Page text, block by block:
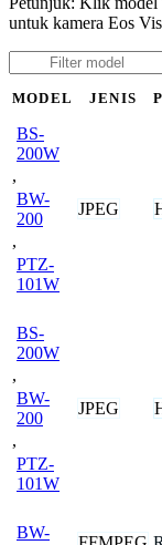
untuk kamera Eos
MODEL JENIS
BS-
200W
,
BW-
200
,
PTZ-
101W
JPEG
BS-
200W
,
BW-
200
,
PTZ-
101W
JPEG
BW-